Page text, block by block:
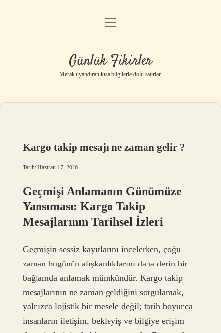
Anasayfa
Yasal Uyarı
menüyü
Günlük Fikirler
Merak uyandıran kısa bilgilerle dolu satırlar.
Kargo takip mesajı ne zaman gelir ?
Tarih: Haziran 17, 2026
Geçmişi Anlamanın Günümüze
Yansıması: Kargo Takip
Mesajlarının Tarihsel İzleri
Geçmişin sessiz kayıtlarını incelerken, çoğu
zaman bugünün alışkanlıklarını daha derin bir
bağlamda anlamak mümkündür. Kargo takip
mesajlarının ne zaman geldiğini sorgulamak,
yalnızca lojistik bir mesele değil; tarih boyunca
insanların iletişim, bekleyiş ve bilgiye erişim